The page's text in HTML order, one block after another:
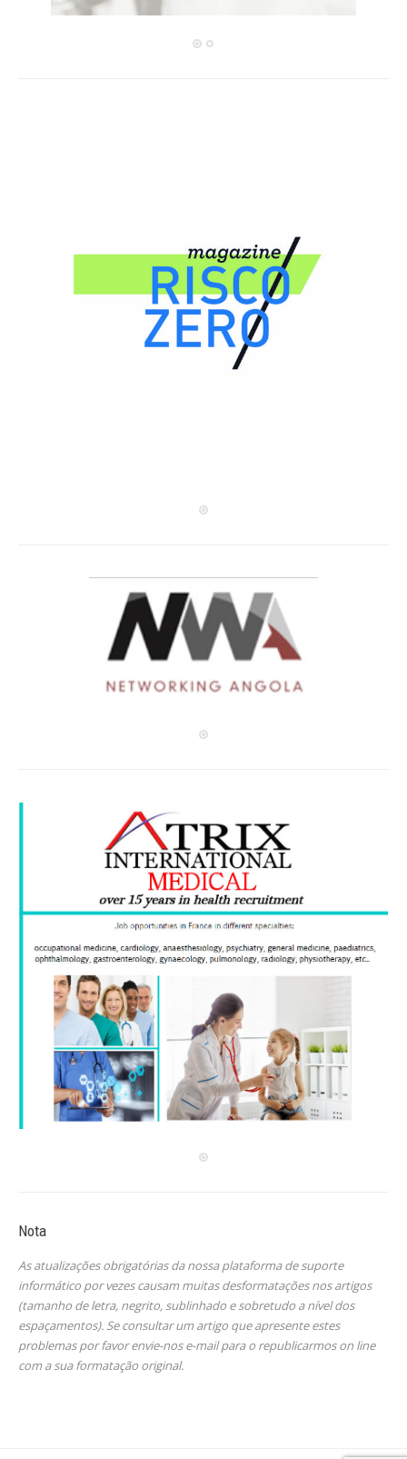
Nota
As atualizações obrigatórias da nossa plataforma de suporte
informático por vezes causam muitas desformatações nos artigos
(tamanho de letra, negrito, sublinhado e sobretudo a nível dos
espaçamentos). Se consultar um artigo que apresente estes
problemas por favor envie-nos e-mail para o republicarmos on line
com a sua formatação original.